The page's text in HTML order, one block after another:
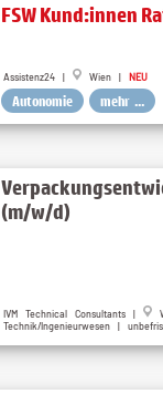
FSW Kund:innen
Assistenz24 | Wien | NEU
Autonomie mehr ...
(m/w/d)
IVM Technical Consultants |
Technik/Ingenieurwesen |